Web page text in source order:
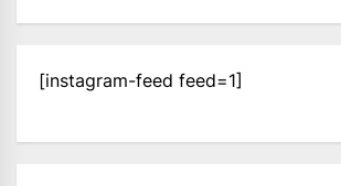
[instagram-feed feed=1]